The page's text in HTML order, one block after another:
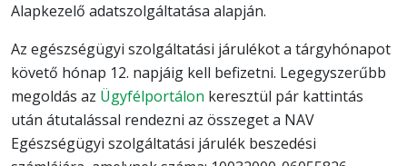
Alapkezelő adatszolgáltatása alapján.
Az egészségügyi szolgáltatási járulékot a tárgyhónapot
követő hónap 12. napjáig kell befizetni. Legegyszerűbb
megoldás az Ügyfélportálon keresztül pár kattintás
után átutalással rendezni az összeget a NAV
Egészségügyi szolgáltatási járulék beszedési